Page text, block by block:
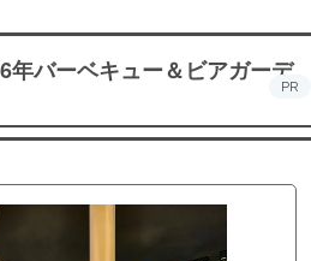
年バーベキュー＆ビアガーデ
PR